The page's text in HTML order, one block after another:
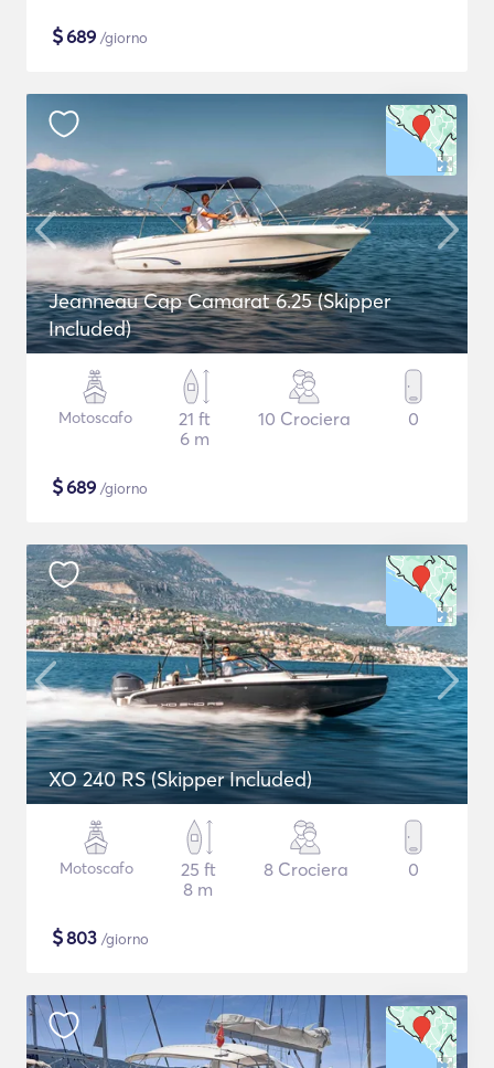
$689 /giorno
Jeanneau Cap Camarat 6.25 (Skipper
Included)
Motoscafo
21 ft
6 m
10 Crociera 0
$689 /giorno
XO 240 RS (Skipper Included)
Motoscafo
25 ft
8 m
8 Crociera 0
$803 /giorno